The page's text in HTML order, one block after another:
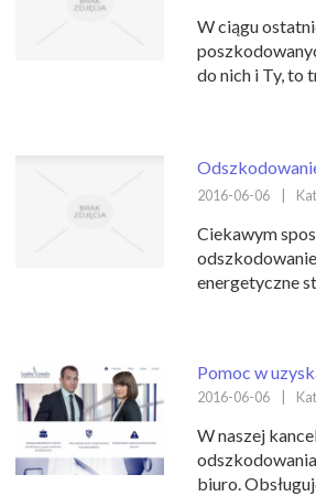
W ciągu
do nich i Ty, to
2016-06-06
Ciekawym
energetyczne
Pomoc w
2016-06-06
W naszej
biuro.